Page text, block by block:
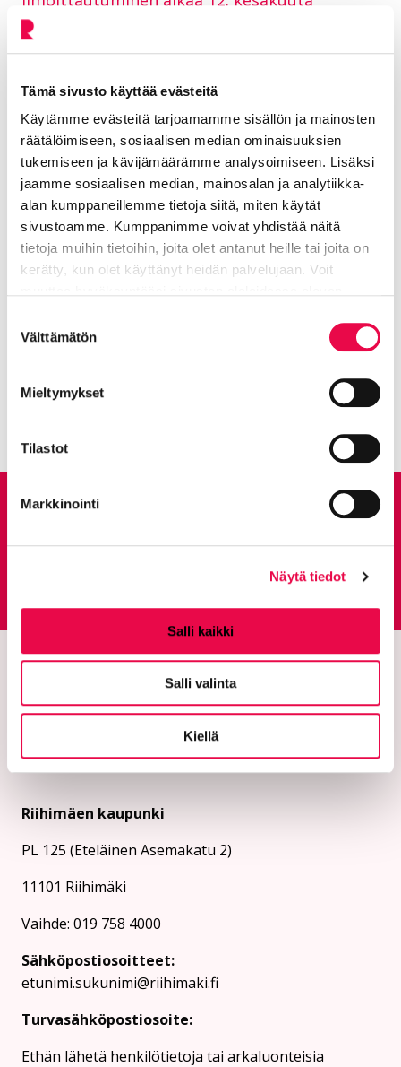
Tämä sivusto käyttää evästeitä
Käytämme evästeitä tarjoamamme sisällön ja mainosten
räätälöimiseen, sosiaalisen median ominaisuuksien
tukemiseen ja kävijämäärämme analysoimiseen. Lisäksi
jaamme sosiaalisen median, mainosalan ja analytiikka-
alan kumppaneillemme tietoja siitä, miten käytät
sivustoamme. Kumppanimme voivat yhdistää näitä
tietoja muihin tietoihin, joita olet antanut heille tai joita on
kerätty, kun olet käyttänyt heidän palvelujaan. Voit
valinta
Välttämätön
Mieltymykset
Tilastot
Markkinointi
Näytä tiedot
Salli kaikki
Salli valinta
Kiellä
Riihimäen uudistettu uimahalli avautuu 26.
helmikuuta 2025
Etusivu Koe ja näe Puistot ja viheralueet
Puistot ja viheralueet
Anna palautetta
Palautepalvelu
Siirtyy ulkoiselle
Riihimäen kaupunki
PL 125 (Eteläinen Asemakatu 2)
11101 Riihimäki
Vaihde: 019 758 4000
Sähköpostiosoitteet:
etunimi.sukunimi@riihimaki.fi
Turvasähköpostiosoite:
Ethän lähetä henkilötietoja tai arkaluonteisia